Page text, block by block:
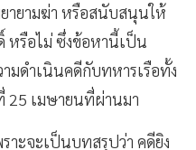
ายามฆ่า หรือสนับสนุนให้
หรือไม่ ซึ่งข้อหานี้เป็น
มดำเนินคดีกับทหารเรือทั้ง
25 เมษายนที่ผ่านมา
าะจะเป็นบทสรุปว่า คดียิง